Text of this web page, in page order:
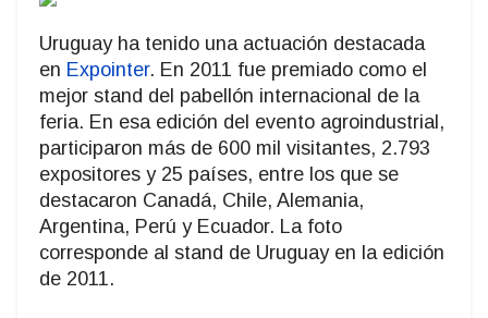
Uruguay ha tenido una actuación destacada
en Expointer. En 2011 fue premiado como el
mejor stand del pabellón internacional de la
feria. En esa edición del evento agroindustrial,
participaron más de 600 mil visitantes, 2.793
expositores y 25 países, entre los que se
destacaron Canadá, Chile, Alemania,
Argentina, Perú y Ecuador. La foto
corresponde al stand de Uruguay en la edición
de 2011.